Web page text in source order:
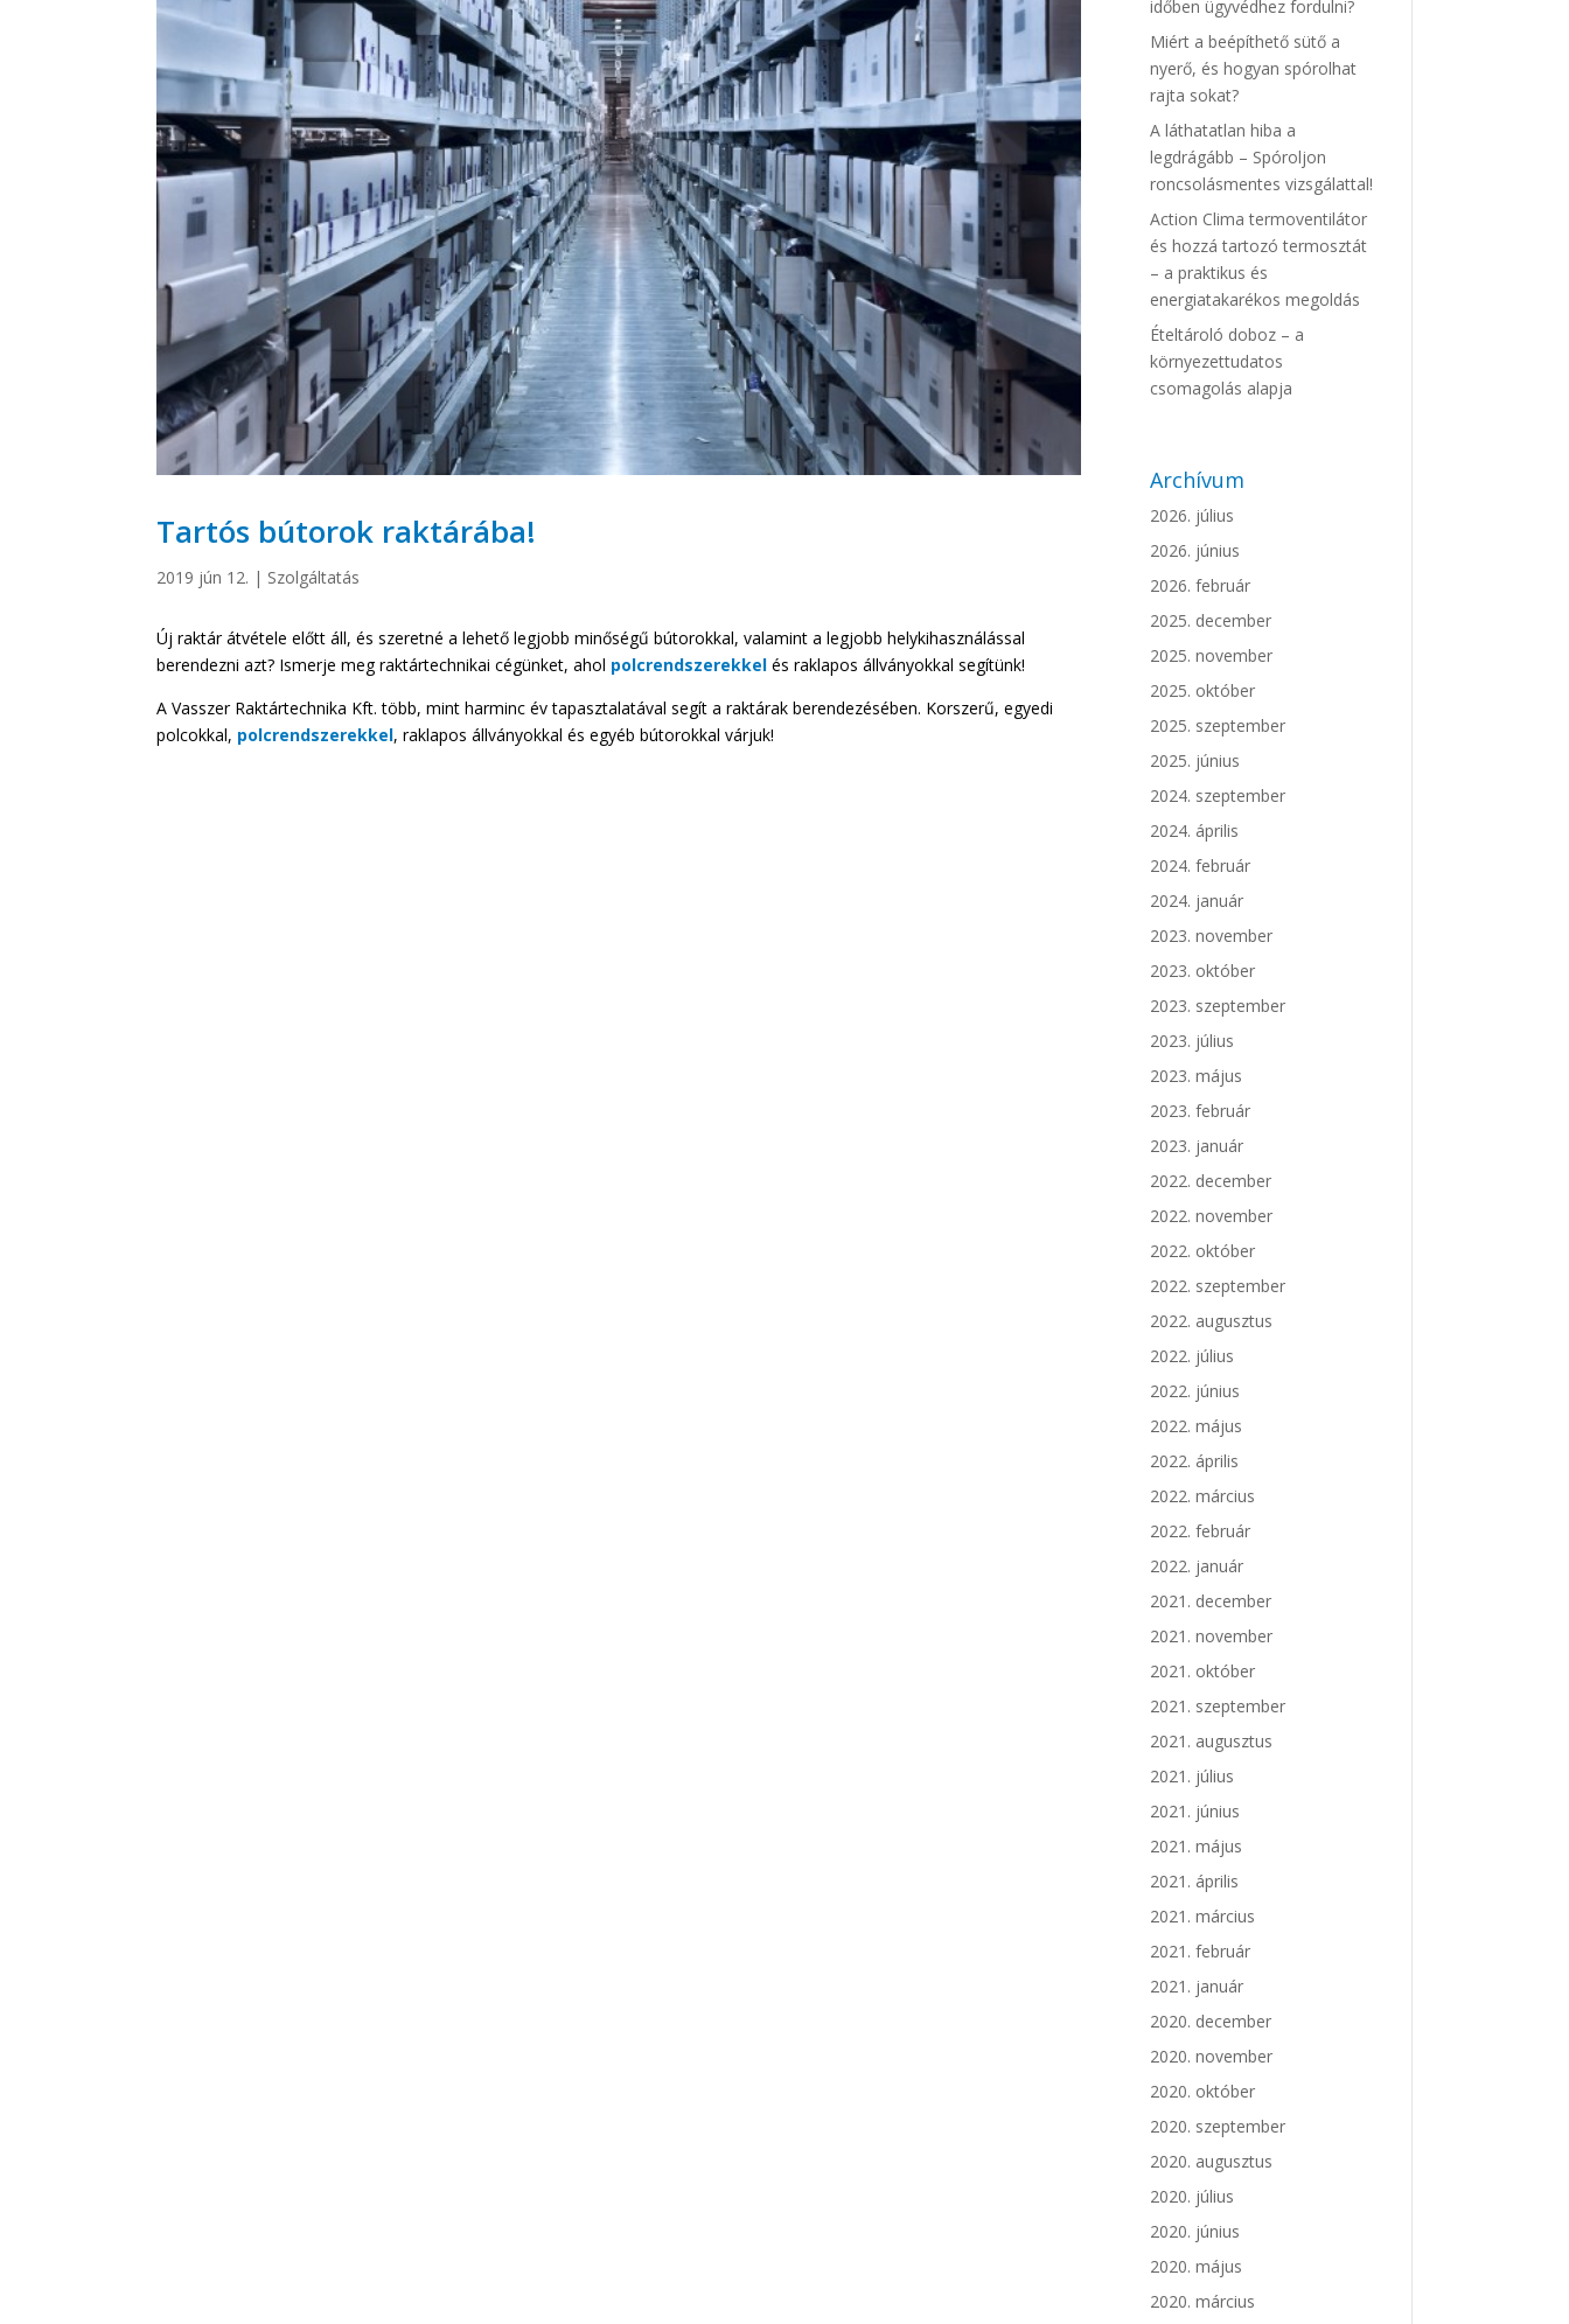
Tartós bútorok raktárába!
2019 jún 12. | Szolgáltatás
Új raktár átvétele előtt áll, és szeretné a lehető legjobb minőségű bútorokkal, valamint a legjobb helykihasználással
berendezni azt? Ismerje meg raktártechnikai cégünket, ahol polcrendszerekkel és raklapos állványokkal segítünk!
A Vasszer Raktártechnika Kft. több, mint harminc év tapasztalatával segít a raktárak berendezésében. Korszerű, egyedi
polcokkal, polcrendszerekkel, raklapos állványokkal és egyéb bútorokkal várjuk!
időben ügyvédhez fordulni?
Miért a beépíthető sütő a
nyerő, és hogyan spórolhat
rajta sokat?
A láthatatlan hiba a
legdrágább – Spóroljon
roncsolásmentes vizsgálattal!
Action Clima termoventilátor
és hozzá tartozó termosztát
– a praktikus és
energiatakarékos megoldás
Ételtároló doboz – a
környezettudatos
csomagolás alapja
Archívum
2026. július
2026. június
2026. február
2025. december
2025. november
2025. október
2025. szeptember
2025. június
2024. szeptember
2024. április
2024. február
2024. január
2023. november
2023. október
2023. szeptember
2023. július
2023. május
2023. február
2023. január
2022. december
2022. november
2022. október
2022. szeptember
2022. augusztus
2022. július
2022. június
2022. május
2022. április
2022. március
2022. február
2022. január
2021. december
2021. november
2021. október
2021. szeptember
2021. augusztus
2021. július
2021. június
2021. május
2021. április
2021. március
2021. február
2021. január
2020. december
2020. november
2020. október
2020. szeptember
2020. augusztus
2020. július
2020. június
2020. május
2020. március